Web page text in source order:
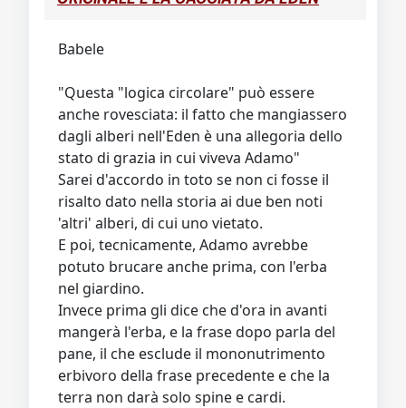
Babele
"Questa "logica circolare" può essere
anche rovesciata: il fatto che mangiassero
dagli alberi nell'Eden è una allegoria dello
stato di grazia in cui viveva Adamo"
Sarei d'accordo in toto se non ci fosse il
risalto dato nella storia ai due ben noti
'altri' alberi, di cui uno vietato.
E poi, tecnicamente, Adamo avrebbe
potuto brucare anche prima, con l'erba
nel giardino.
Invece prima gli dice che d'ora in avanti
mangerà l'erba, e la frase dopo parla del
pane, il che esclude il mononutrimento
erbivoro della frase precedente e che la
terra non darà solo spine e cardi.